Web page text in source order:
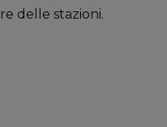
delle stazioni.